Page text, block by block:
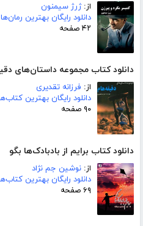
از:ژرژ سیمنون
دانلود رایگان بهترین رمان‌ها
۴۲ صفحه
دانلود کتاب مجموعه داستان‌های
از: فرزانه تقدیری
دانلود رایگان بهترین
۹۰ صفحه
دانلود کتاب برایم از بادبادک‌ها بگو
از: نوشین جم نژاد
دانلود رایگان بهترین
۶۹ صفحه